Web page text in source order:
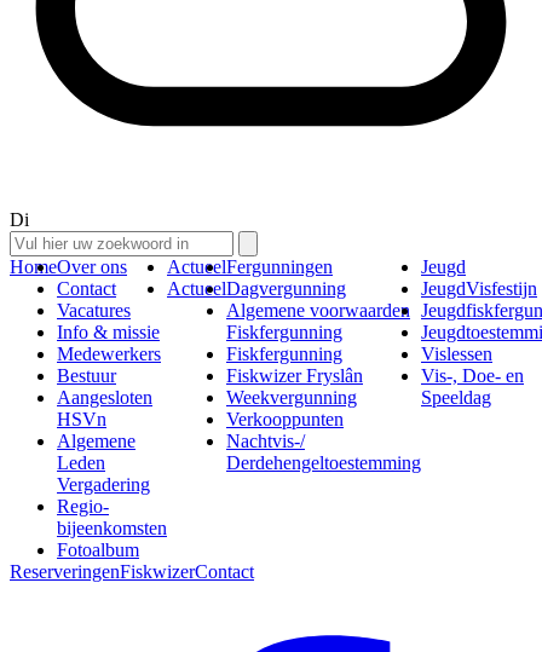
Di
HomeOver ons
Contact
Vacatures
Info & missie
Medewerkers
Bestuur
Aangesloten
HSVn
Algemene
Leden
Vergadering
Regio-
bijeenkomsten
Fotoalbum
Actueel
Actueel
Fergunningen
Dagvergunning
Algemene voorwaarden
Fiskfergunning
Fiskfergunning
Fiskwizer Fryslân
Weekvergunning
Verkooppunten
Nachtvis-/
Derdehengeltoestemming
Jeugd
JeugdVisfestijn
Vislessen
Vis-, Doe- en
Speeldag
ReserveringenFiskwizerContact